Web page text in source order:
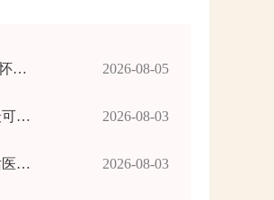
2026-08-05
【双拥】四排镇：八一慰问送温暖 殷切关怀传真情
2026-08-03
【双拥】四排镇：载歌载舞庆八一，致敬最可爱的人
2026-08-03
【双拥】县中医医院：共忆军旅时光，共话医者初心